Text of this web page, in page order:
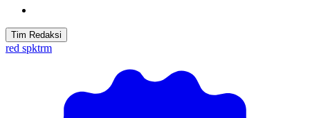
Tim Redaksi
red spktrm